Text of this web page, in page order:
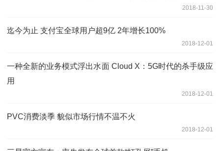
2018-11-30
迄今为止 支付宝全球用户超9亿 2年增长100%
2018-12-01
一种全新的业务模式浮出水面 Cloud X：5G时代的杀手级应
用
2018-12-01
PVC消费淡季 貌似市场行情不温不火
2018-12-01